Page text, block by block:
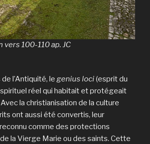
vers 100-110 ap. JC
l’Antiquité, le genius loci(esprit du
réel qui habitait et protégeait
la christianisation de la culture
ont aussi été convertis, leur
comme des protections
la Vierge Marie ou des saints. Cette